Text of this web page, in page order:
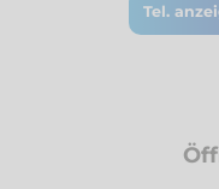
Tel.